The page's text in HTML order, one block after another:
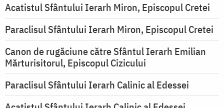
Acatistul Sfântului Ierarh Miron, Episcopul Cretei
Paraclisul Sfântului Ierarh Miron, Episcopul Cretei
Canon de rugăciune către Sfântul Ierarh Emilian
Mărturisitorul, Episcopul Cizicului
Paraclisul Sfântului Ierarh Calinic al Edessei